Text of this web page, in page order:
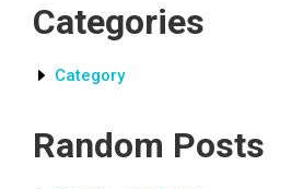
Categories
Category
Random Posts